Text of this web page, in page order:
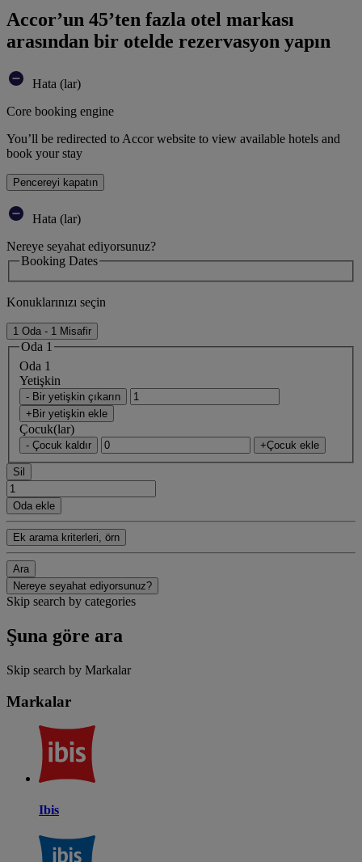
Accor’un 45’ten fazla otel markası
arasından bir otelde rezervasyon yapın
Hata (lar)
Core booking engine
You’ll be redirected to Accor website to view available hotels and
book your stay
Pencereyi kapatın
Hata (lar)
Nereye seyahat ediyorsunuz?
Booking Dates
Konuklarınızı seçin
1 Oda - 1 Misafir
Oda 1
Oda 1
Yetişkin
- Bir yetişkin çıkarın
+Bir yetişkin ekle
Çocuk(lar)
- Çocuk kaldır +Çocuk ekle
Sil
Oda ekle
Ek arama kriterleri, örn
Ara
Nereye seyahat ediyorsunuz?
Skip search by categories
Şuna göre ara
Skip search by Markalar
Markalar
Ibis